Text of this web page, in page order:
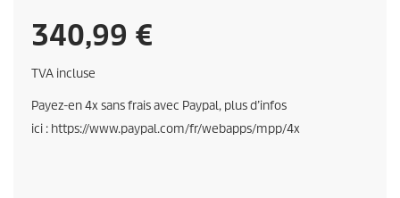
C
u
r
r
340,99 €
TVA incluse
Payez-en 4x sans frais avec Paypal, plus d’infos
ici : https://www.paypal.com/fr/webapps/mpp/4x